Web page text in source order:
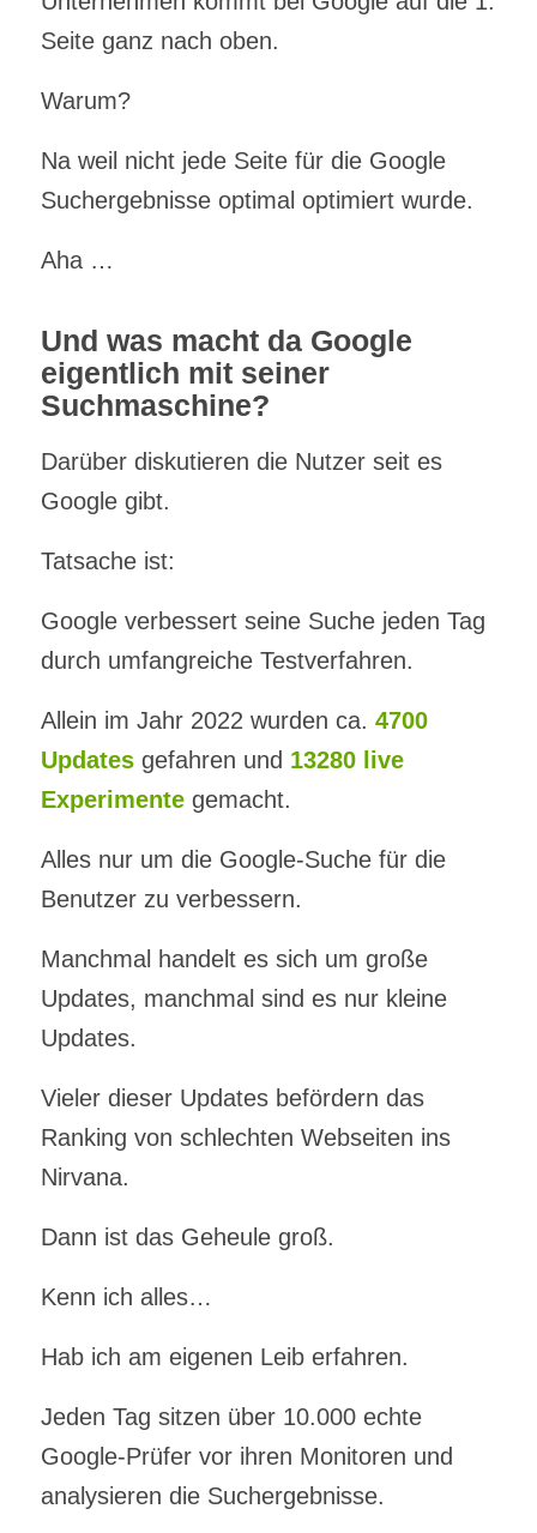
Seite ganz nach oben.
Warum?
Na weil nicht jede Seite für die Google
Suchergebnisse optimal optimiert wurde.
Aha …
Und was macht da Google
eigentlich mit seiner
Suchmaschine?
Darüber diskutieren die Nutzer seit es
Google gibt.
Tatsache ist:
Google verbessert seine Suche jeden Tag
durch umfangreiche Testverfahren.
Allein im Jahr 2022 wurden ca. 4700
Updatesgefahren und 13280 live
Experimentegemacht.
Alles nur um die Google-Suche für die
Benutzer zu verbessern.
Manchmal handelt es sich um große
Updates, manchmal sind es nur kleine
Updates.
Vieler dieser Updates befördern das
Ranking von schlechten Webseiten ins
Nirvana.
Dann ist das Geheule groß.
Kenn ich alles…
Hab ich am eigenen Leib erfahren.
Jeden Tag sitzen über 10.000 echte
Google-Prüfer vor ihren Monitoren und
analysieren die Suchergebnisse.